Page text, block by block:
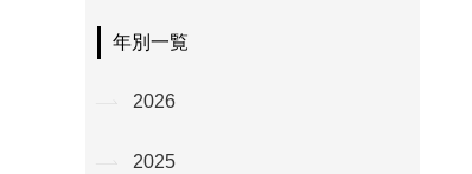
年別一覧
2026
2025